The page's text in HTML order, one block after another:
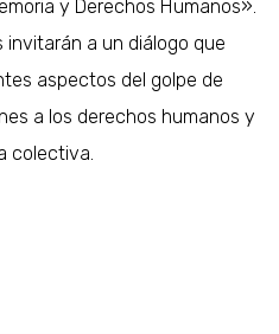
y Derechos Humanos».
invitarán a un diálogo que
aspectos del golpe de
a los derechos humanos y
colectiva.